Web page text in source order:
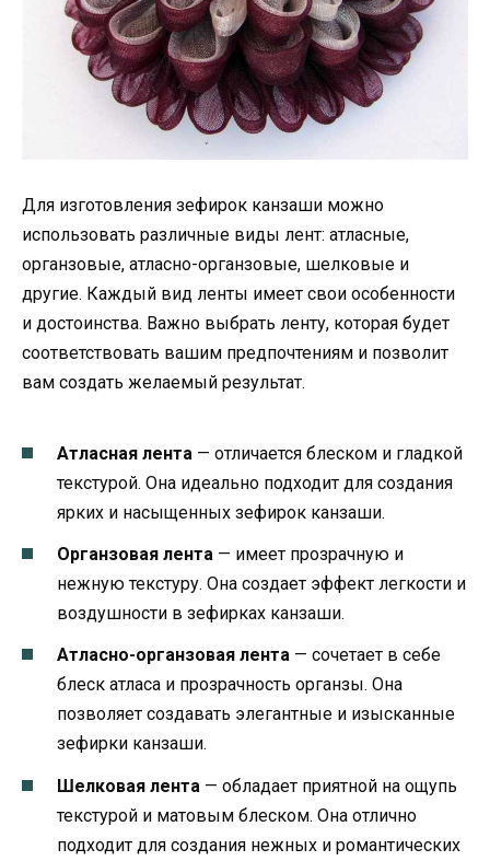
Для изготовления зефирок канзаши можно
использовать различные виды лент: атласные,
органзовые, атласно-органзовые, шелковые и
другие. Каждый вид ленты имеет свои особенности
и достоинства. Важно выбрать ленту, которая будет
соответствовать вашим предпочтениям и позволит
вам создать желаемый результат.
Атласная лента — отличается блеском и гладкой
текстурой. Она идеально подходит для создания
ярких и насыщенных зефирок канзаши.
Органзовая лента — имеет прозрачную и
нежную текстуру. Она создает эффект легкости и
воздушности в зефирках канзаши.
Атласно-органзовая лента — сочетает в себе
блеск атласа и прозрачность органзы. Она
позволяет создавать элегантные и изысканные
зефирки канзаши.
Шелковая лента — обладает приятной на ощупь
текстурой и матовым блеском. Она отлично
подходит для создания нежных и романтических